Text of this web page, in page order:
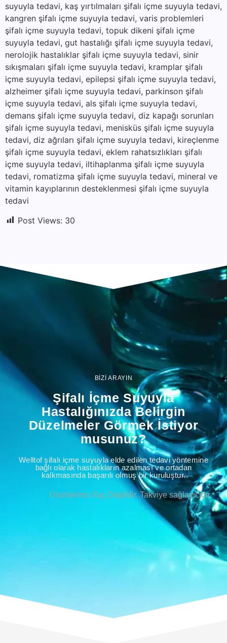
suyuyla tedavi, kaş yırtılmaları şifalı içme suyuyla tedavi,
kangren şifalı içme suyuyla tedavi, varis problemleri
şifalı içme suyuyla tedavi, topuk dikeni şifalı içme
suyuyla tedavi, gut hastalığı şifalı içme suyuyla tedavi,
nerolojik hastalıklar şifalı içme suyuyla tedavi, sinir
sıkışmaları şifalı içme suyuyla tedavi, kramplar şifalı
içme suyuyla tedavi, epilepsi şifalı içme suyuyla tedavi,
alzheimer şifalı içme suyuyla tedavi, parkinson şifalı
içme suyuyla tedavi, als şifalı içme suyuyla tedavi,
demans şifalı içme suyuyla tedavi, diz kapağı sorunları
şifalı içme suyuyla tedavi, menisküs şifalı içme suyuyla
tedavi, diz ağrıları şifalı içme suyuyla tedavi, kireçlenme
şifalı içme suyuyla tedavi, eklem rahatsızlıkları şifalı
içme suyuyla tedavi, iltihaplanma şifalı içme suyuyla
tedavi, romatizma şifalı içme suyuyla tedavi, mineral ve
vitamin kayıplarının desteklenmesi şifalı içme suyuyla
tedavi
Post Views: 30
BİZİ ARAYIN
Şifalı İçme Suyuyla
Hastalığınızda Belirgin
Düzelmeler Görmek İstiyor
musunuz?
Welltof şifalı içme suyuyla elde edilen tedavi yöntemine
bağlı olarak hastalıkların azalması ve ortadan
kalkmasında başarılı olmuş bir kuruluştur.
Ürünlerimiz İlaç Değildir. Takviye sağlayıcıdır.